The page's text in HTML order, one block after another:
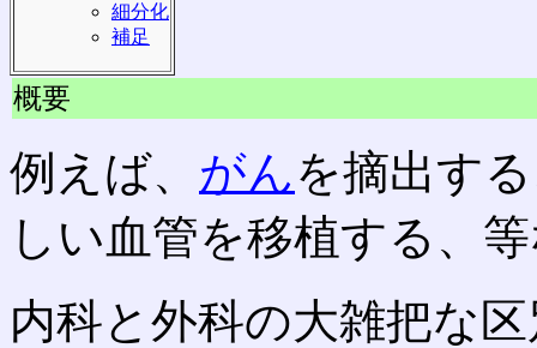
細分化
補足
概要
例えば、 がんを摘出す
しい血管を移植する、
内科と外科の大雑把な